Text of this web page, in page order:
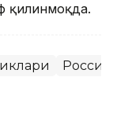
қилинмоқда.
Россия